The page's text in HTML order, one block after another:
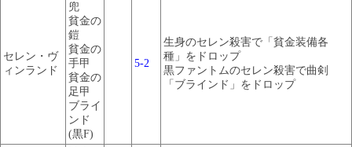
セレン・ヴ
ィンランド
兜
貧金の
鎧
貧金の
手甲
貧金の
足甲
ブライ
ンド
(黒F)
5-2
生身のセレン殺害で「貧金装備各
種」をドロップ
黒ファントムのセレン殺害で曲剣
「ブラインド」をドロップ